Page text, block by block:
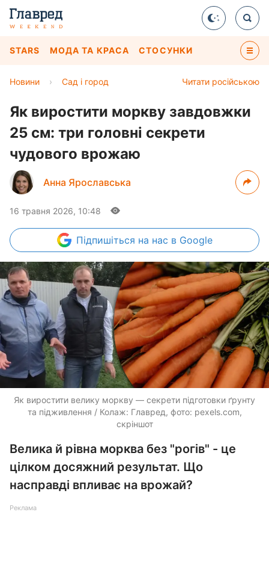
STARS МОДА ТА КРАСА СТОСУНКИ
Читати російською
Новини › Сад і город
Як виростити моркву завдовжки
25 см: три головні секрети
чудового врожаю
Анна Ярославська
16 травня 2026, 10:48
Підпишіться на нас в Google
Як виростити велику моркву — секрети підготовки ґрунту
та підживлення / Колаж: Главред, фото: pexels.com,
скріншот
Велика й рівна морква без "рогів" - це
цілком досяжний результат. Що
насправді впливає на врожай?
Реклама